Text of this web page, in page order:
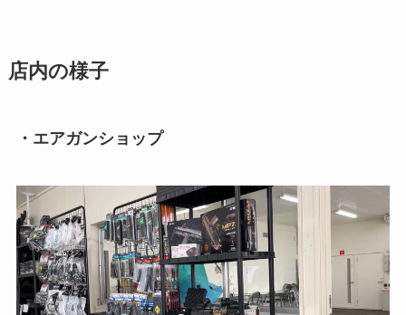
店内の様子
・エアガンショップ